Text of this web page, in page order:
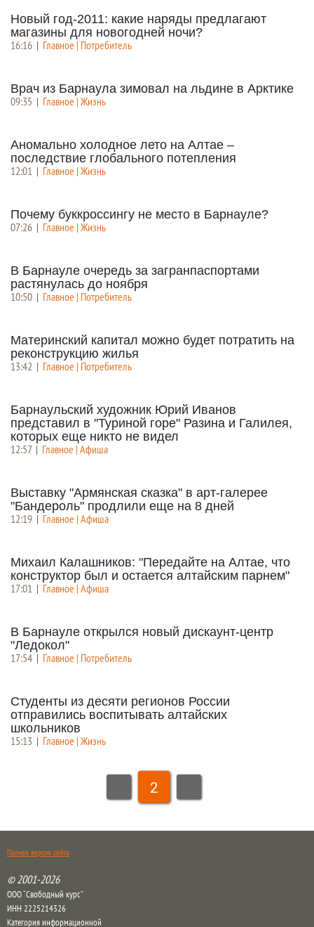
Новый год-2011: какие наряды предлагают
магазины для новогодней ночи?
16:16 | Главное | Потребитель
Врач из Барнаула зимовал на льдине в Арктике
09:35 | Главное | Жизнь
Аномально холодное лето на Алтае –
последствие глобального потепления
12:01 | Главное | Жизнь
Почему буккроссингу не место в Барнауле?
07:26 | Главное | Жизнь
В Барнауле очередь за загранпаспортами
растянулась до ноября
10:50 | Главное | Потребитель
Материнский капитал можно будет потратить на
реконструкцию жилья
13:42 | Главное | Потребитель
Барнаульский художник Юрий Иванов
представил в "Туриной горе" Разина и Галилея,
которых еще никто не видел
12:57 | Главное | Афиша
Выставку "Армянская сказка" в арт-галерее
"Бандероль" продлили еще на 8 дней
12:19 | Главное | Афиша
Михаил Калашников: "Передайте на Алтае, что
конструктор был и остается алтайским парнем"
17:01 | Главное | Афиша
В Барнауле открылся новый дискаунт-центр
"Ледокол"
17:54 | Главное | Потребитель
Студенты из десяти регионов России
отправились воспитывать алтайских
школьников
15:13 | Главное | Жизнь
2
Полная версия сайта
© 2001-2026
ООО “Свободный курс”
ИНН 2225214326
Категория информационной